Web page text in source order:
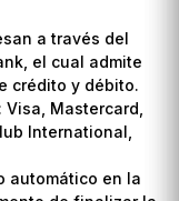
a través del
el cual admite
crédito y débito.
Mastercard,
International,
automático en la